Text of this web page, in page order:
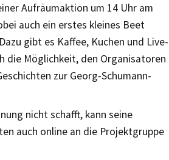
Aufräumaktion um 14 Uhr am
auch ein erstes kleines Beet
gibt es Kaffee, Kuchen und Live-
die Möglichkeit, den Organisatoren
zur Georg-Schumann-
nicht schafft, kann seine
auch online an die Projektgruppe